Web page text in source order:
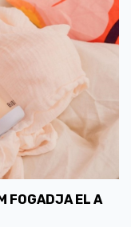
FOGADJA EL A